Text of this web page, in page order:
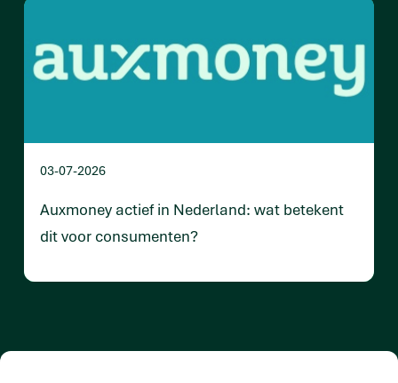
03-07-2026
Auxmoney actief in Nederland: wat betekent
dit voor consumenten?